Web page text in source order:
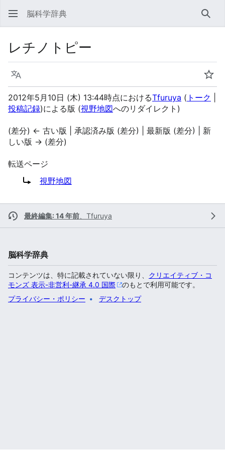
脳科学辞典 検索
レチノトピー
言語
ウ
2012年5月10日 (木) 13:44時点におけるTfuruya ( トーク
投稿記録)による版 (視野地図へのリダイレクト)
(差分) ← 古い版 | 承認済み版 (差分) | 最新版 (差分) | 新
しい版 → (差分)
転送ページ
転送先:
視野地図
最終編集: 14 年前 Tfuruya
脳科学辞典
コンテンツは、特に記載されていない限り、 クリエイティブ・コ
モンズ 表示-非営利-継承 4.0 国際
のもとで利用可能です。
プライバシー・ポリシー
デスクトップ